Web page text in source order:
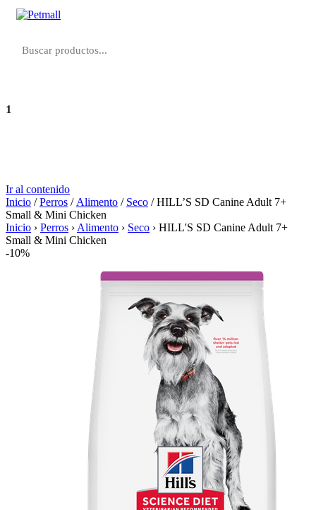
1
Ir al contenido
Inicio /Perros / Alimento / Seco / HILL’S SD Canine Adult 7+
Small & Mini Chicken
Inicio › Perros › Alimento › Seco › HILL'S SD Canine Adult 7+
Small & Mini Chicken
-10%